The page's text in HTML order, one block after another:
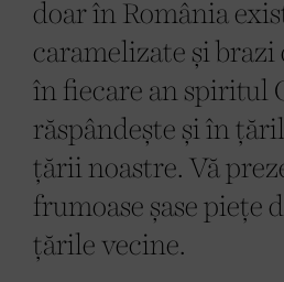
doar în România
caramelizate și brazi
în fiecare an spiritul
răspândește și în
țării noastre. Vă
frumoase șase piețe
țările vecine.